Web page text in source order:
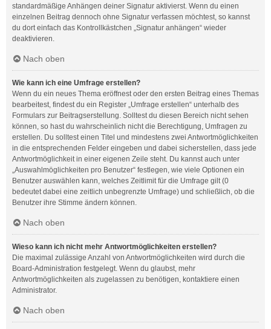
standardmäßige Anhängen deiner Signatur aktivierst. Wenn du einen
einzelnen Beitrag dennoch ohne Signatur verfassen möchtest, so kannst
du dort einfach das Kontrollkästchen „Signatur anhängen“ wieder
deaktivieren.
Nach oben
Wie kann ich eine Umfrage erstellen?
Wenn du ein neues Thema eröffnest oder den ersten Beitrag eines Themas
bearbeitest, findest du ein Register „Umfrage erstellen“ unterhalb des
Formulars zur Beitragserstellung. Solltest du diesen Bereich nicht sehen
können, so hast du wahrscheinlich nicht die Berechtigung, Umfragen zu
erstellen. Du solltest einen Titel und mindestens zwei Antwortmöglichkeiten
in die entsprechenden Felder eingeben und dabei sicherstellen, dass jede
Antwortmöglichkeit in einer eigenen Zeile steht. Du kannst auch unter
„Auswahlmöglichkeiten pro Benutzer“ festlegen, wie viele Optionen ein
Benutzer auswählen kann, welches Zeitlimit für die Umfrage gilt (0
bedeutet dabei eine zeitlich unbegrenzte Umfrage) und schließlich, ob die
Benutzer ihre Stimme ändern können.
Nach oben
Wieso kann ich nicht mehr Antwortmöglichkeiten erstellen?
Die maximal zulässige Anzahl von Antwortmöglichkeiten wird durch die
Board-Administration festgelegt. Wenn du glaubst, mehr
Antwortmöglichkeiten als zugelassen zu benötigen, kontaktiere einen
Administrator.
Nach oben